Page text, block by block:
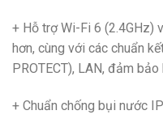
+ Hỗ trợ Wi-Fi 6 (2.4GHz)
hơn, cùng với các chuẩn
PROTECT), LAN, đảm
+ Chuẩn chống bụi nước